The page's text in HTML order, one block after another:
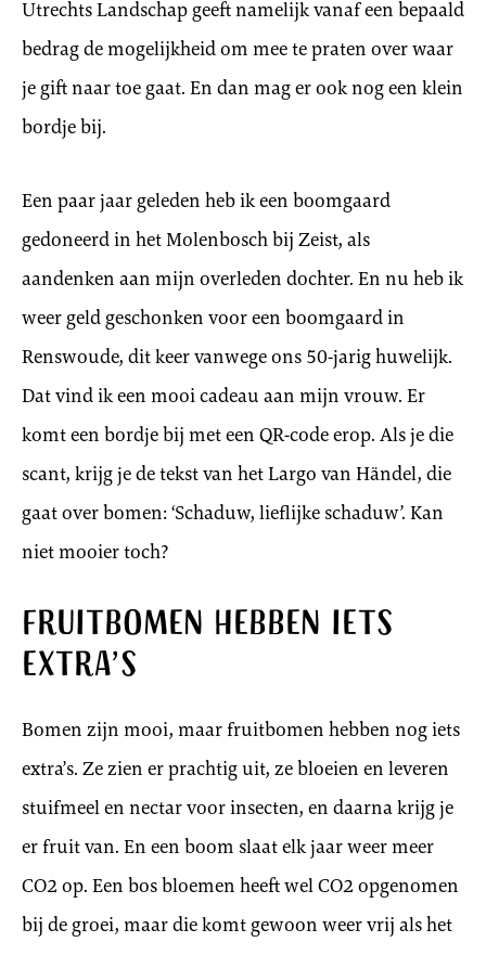
Utrechts Landschap geeft namelijk vanaf een bepaald
bedrag de mogelijkheid om mee te praten over waar
je gift naar toe gaat. En dan mag er ook nog een klein
bordje bij.
Een paar jaar geleden heb ik een boomgaard
gedoneerd in het Molenbosch bij Zeist, als
aandenken aan mijn overleden dochter. En nu heb ik
weer geld geschonken voor een boomgaard in
Renswoude, dit keer vanwege ons 50-jarig huwelijk.
Dat vind ik een mooi cadeau aan mijn vrouw. Er
komt een bordje bij met een QR-code erop. Als je die
scant, krijg je de tekst van het Largo van Händel, die
gaat over bomen: ‘Schaduw, lieflijke schaduw’. Kan
niet mooier toch?
Fruitbomen hebben iets
extra’s
Bomen zijn mooi, maar fruitbomen hebben nog iets
extra’s. Ze zien er prachtig uit, ze bloeien en leveren
stuifmeel en nectar voor insecten, en daarna krijg je
er fruit van. En een boom slaat elk jaar weer meer
CO2 op. Een bos bloemen heeft wel CO2 opgenomen
bij de groei, maar die komt gewoon weer vrij als het